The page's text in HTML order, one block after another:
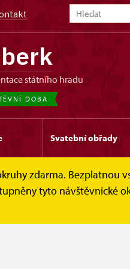
státního hradu
DOBA
Svatební obřady
zdarma. Bezplatnou
tyto návštěvnické